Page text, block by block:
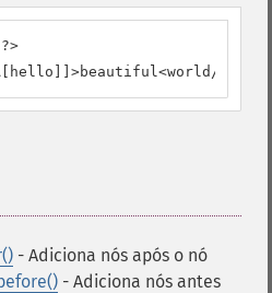
></
- Adiciona nós após o nó
- Adiciona nós antes